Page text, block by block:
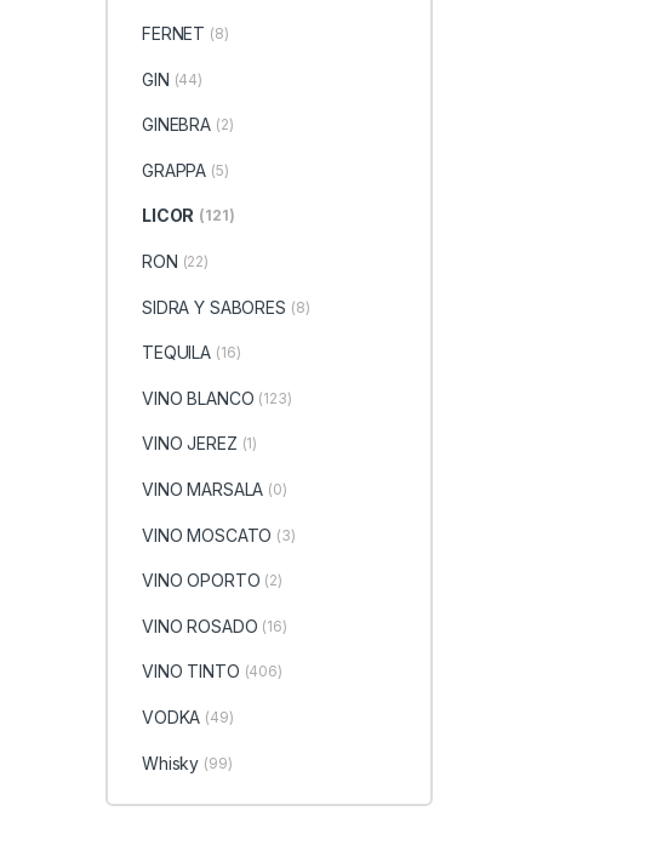
FERNET (8)
GIN (44)
GINEBRA (2)
GRAPPA (5)
LICOR (121)
RON (22)
SIDRA Y SABORES (8)
TEQUILA (16)
VINO BLANCO (123)
VINO JEREZ (1)
VINO MARSALA (0)
VINO MOSCATO (3)
VINO OPORTO (2)
VINO ROSADO (16)
VINO TINTO (406)
VODKA (49)
Whisky (99)